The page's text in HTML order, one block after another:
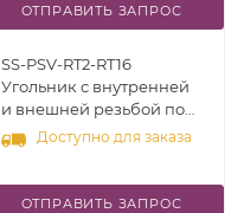
ОТПРАВИТЬ ЗАПРОС
SS-PSV-RT2-RT16
Угольник с внутренней
и внешней резьбой под
45°, [R (RT) 1/8" - R (RT) 1"],
нерж.сталь 316
Доступно для заказа
ОТПРАВИТЬ ЗАПРОС